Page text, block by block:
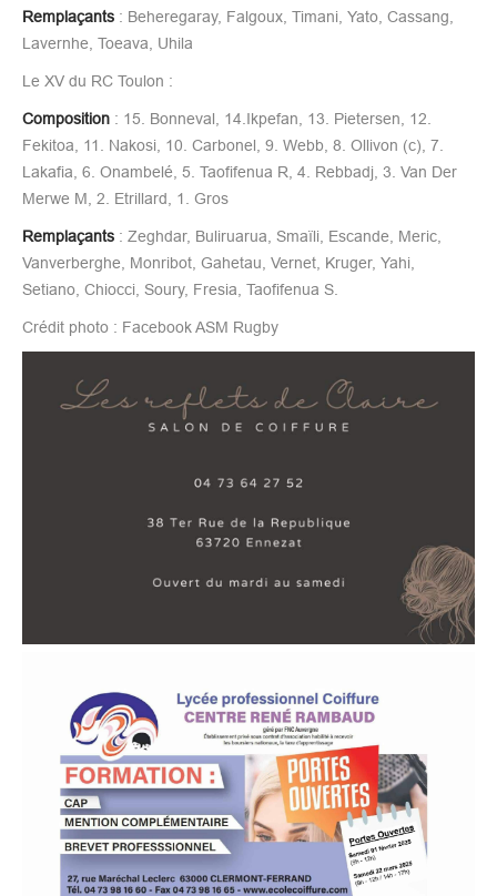
Remplaçants : Beheregaray, Falgoux, Timani, Yato, Cassang,
Lavernhe, Toeava, Uhila
Le XV du RC Toulon :
Composition : 15. Bonneval, 14.Ikpefan, 13. Pietersen, 12.
Fekitoa, 11. Nakosi, 10. Carbonel, 9. Webb, 8. Ollivon (c), 7.
Lakafia, 6. Onambelé, 5. Taofifenua R, 4. Rebbadj, 3. Van Der
Merwe M, 2. Etrillard, 1. Gros
Remplaçants : Zeghdar, Buliruarua, Smaïli, Escande, Meric,
Vanverberghe, Monribot, Gahetau, Vernet, Kruger, Yahi,
Setiano, Chiocci, Soury, Fresia, Taofifenua S.
Crédit photo : Facebook ASM Rugby